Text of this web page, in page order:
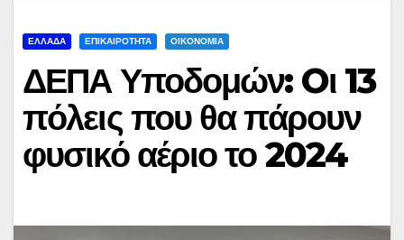
ΕΛΛΑΔΑ ΕΠΙΚΑΙΡΟΤΗΤΑ ΟΙΚΟΝΟΜΙΑ
ΔΕΠΑ Υποδομών: Oι 13
πόλεις που θα πάρουν
φυσικό αέριο το 2024